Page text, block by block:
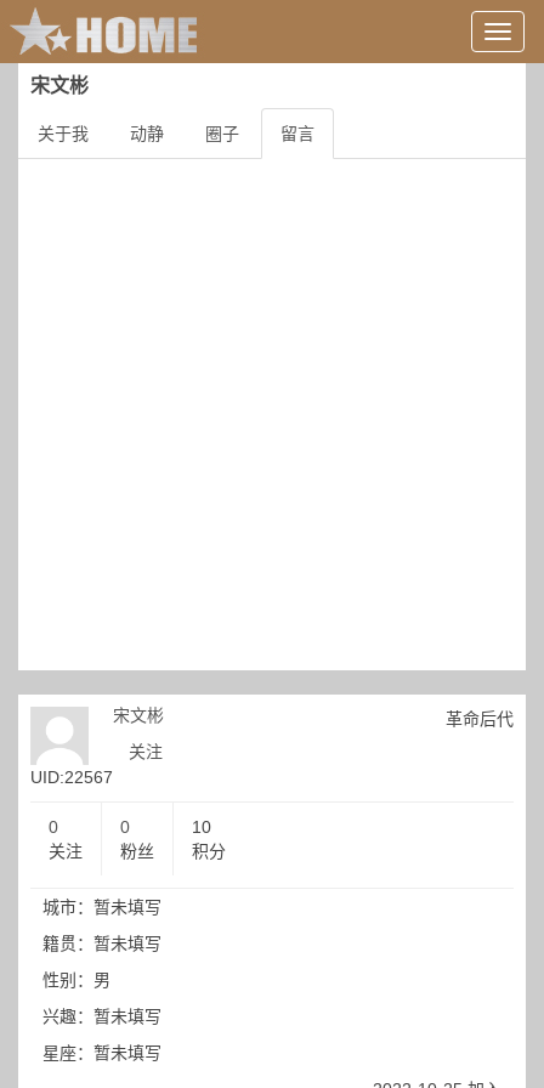
用
户
录
宋文彬
关于我 动静 圈子 留言
UID:22567
宋文彬
关注
革命后代
0
关注
0
粉丝
10
积分
城市：暂未填写
籍贯：暂未填写
性别：男
兴趣：暂未填写
星座：暂未填写